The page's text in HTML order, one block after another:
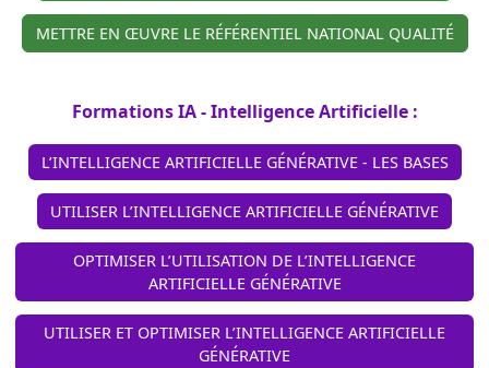
METTRE EN ŒUVRE LE RÉFÉRENTIEL NATIONAL QUALITÉ
Formations IA - Intelligence Artificielle :
L’INTELLIGENCE ARTIFICIELLE GÉNÉRATIVE - LES BASES
UTILISER L’INTELLIGENCE ARTIFICIELLE GÉNÉRATIVE
OPTIMISER L’UTILISATION DE L’INTELLIGENCE
ARTIFICIELLE GÉNÉRATIVE
UTILISER ET OPTIMISER L’INTELLIGENCE ARTIFICIELLE
GÉNÉRATIVE